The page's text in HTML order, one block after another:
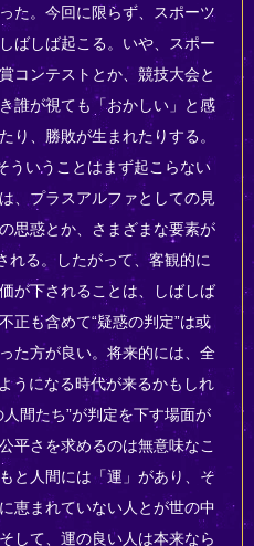
た。今回に限らず、スポーツ
ばしば起こる。いや、スポー
コンテストとか、競技大会と
誰が視ても「おかしい」と感
り、勝敗が生まれたりする。
ういうことはまず起こらない
、プラスアルファとしての見
思惑とか、さまざまな要素が
れる。したがって、客観的に
が下されることは、しばしば
正も含めて“疑惑の判定”は或
た方が良い。将来的には、全
うになる時代が来るかもしれ
間たち”が判定を下す場面が
平さを求めるのは無意味なこ
と人間には「運」があり、そ
恵まれていない人とが世の中
して、運の良い人は本来なら